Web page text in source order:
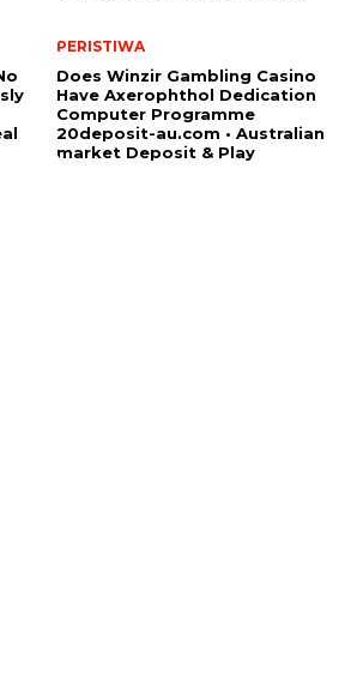
PERISTIWA
Does Winzir Gambling Casino
Have Axerophthol Dedication
Computer Programme
20deposit-au.com • Australian
market Deposit & Play